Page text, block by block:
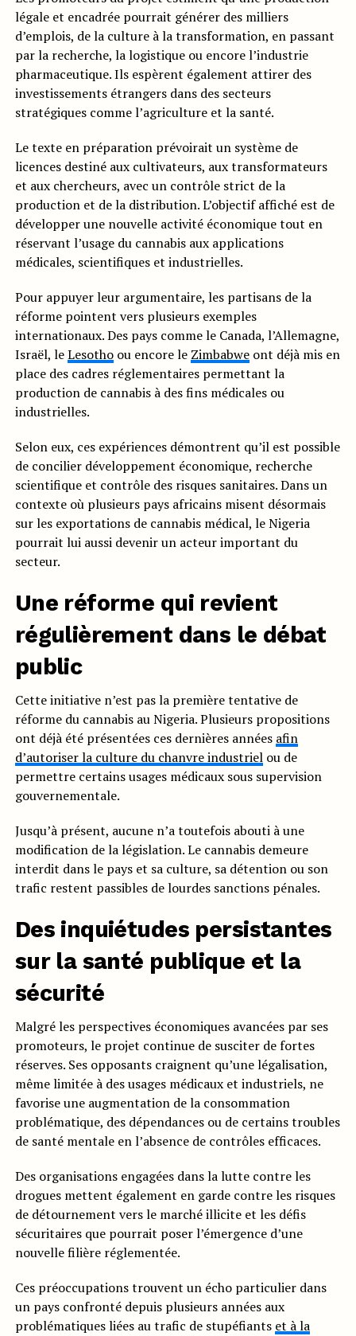
légale et encadrée pourrait générer des milliers
d’emplois, de la culture à la transformation, en passant
par la recherche, la logistique ou encore l’industrie
pharmaceutique. Ils espèrent également attirer des
investissements étrangers dans des secteurs
stratégiques comme l’agriculture et la santé.
Le texte en préparation prévoirait un système de
licences destiné aux cultivateurs, aux transformateurs
et aux chercheurs, avec un contrôle strict de la
production et de la distribution. L’objectif affiché est de
développer une nouvelle activité économique tout en
réservant l’usage du cannabis aux applications
médicales, scientifiques et industrielles.
Pour appuyer leur argumentaire, les partisans de la
réforme pointent vers plusieurs exemples
internationaux. Des pays comme le Canada, l’Allemagne,
Israël, leLesothoou encore le Zimbabweont déjà mis en
place des cadres réglementaires permettant la
production de cannabis à des fins médicales ou
industrielles.
Selon eux, ces expériences démontrent qu’il est possible
de concilier développement économique, recherche
scientifique et contrôle des risques sanitaires. Dans un
contexte où plusieurs pays africains misent désormais
sur les exportations de cannabis médical, le Nigeria
pourrait lui aussi devenir un acteur important du
secteur.
Une réforme qui revient
régulièrement dans le débat
public
Cette initiative n’est pas la première tentative de
réforme du cannabis au Nigeria. Plusieurs propositions
ont déjà été présentées ces dernières années afin
d’autoriser la culture du chanvre industrielou de
permettre certains usages médicaux sous supervision
gouvernementale.
Jusqu’à présent, aucune n’a toutefois abouti à une
modification de la législation. Le cannabis demeure
interdit dans le pays et sa culture, sa détention ou son
trafic restent passibles de lourdes sanctions pénales.
Des inquiétudes persistantes
sur la santé publique et la
sécurité
Malgré les perspectives économiques avancées par ses
promoteurs, le projet continue de susciter de fortes
réserves. Ses opposants craignent qu’une légalisation,
même limitée à des usages médicaux et industriels, ne
favorise une augmentation de la consommation
problématique, des dépendances ou de certains troubles
de santé mentale en l’absence de contrôles efficaces.
Des organisations engagées dans la lutte contre les
drogues mettent également en garde contre les risques
de détournement vers le marché illicite et les défis
sécuritaires que pourrait poser l’émergence d’une
nouvelle filière réglementée.
Ces préoccupations trouvent un écho particulier dans
un pays confronté depuis plusieurs années aux
problématiques liées au trafic de stupéfiants et à la